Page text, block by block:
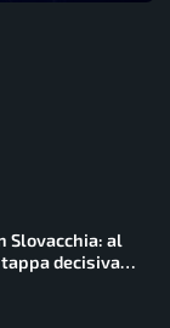
Slovacchia: al
tappa decisiva